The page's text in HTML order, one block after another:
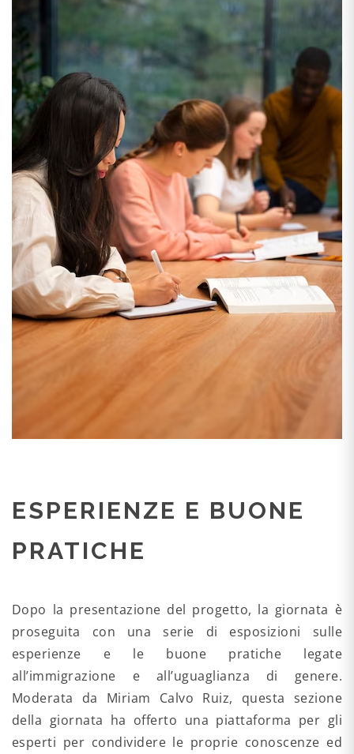
ESPERIENZE E BUONE
PRATICHE
Dopo la presentazione del progetto, la giornata è
proseguita con una serie di esposizioni sulle
esperienze e le buone pratiche legate
all’immigrazione e all’uguaglianza di genere.
Moderata da Miriam Calvo Ruiz, questa sezione
della giornata ha offerto una piattaforma per gli
esperti per condividere le proprie conoscenze ed